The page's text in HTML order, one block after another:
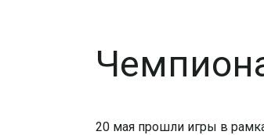
20 мая прошли игры в